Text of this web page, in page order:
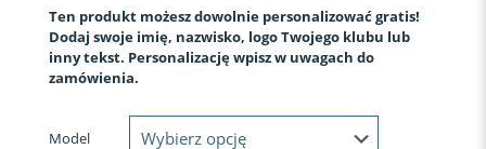
Ten produkt możesz dowolnie personalizować gratis!
Dodaj swoje imię, nazwisko, logo Twojego klubu lub
inny tekst. Personalizację wpisz w uwagach do
zamówienia.
Model